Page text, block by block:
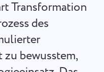
Transformation
des
bewusstem,
von Berichten über die